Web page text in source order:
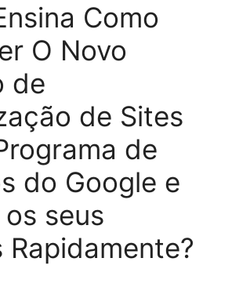
Como
O Novo
de
de Sites
de
do Google e
seus
Rapidamente?